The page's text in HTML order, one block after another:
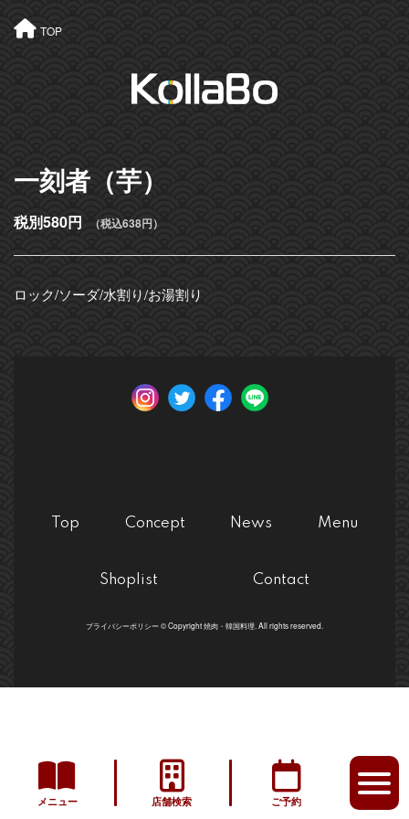
TOP
一刻者（芋）
税別580円 （税込638円）
ロック/ソーダ/水割り/お湯割り
Top Concept News Menu
Shoplist Contact
プライバシーポリシー © Copyright 焼肉・韓国料理. All rights reserved.
メニュー 店舗検索 ご予約